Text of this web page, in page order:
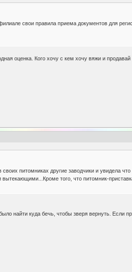
свои правила приема документов для
оценка. Кого хочу с кем хочу вяжи и
питомниках другие заводчики и увидела
того, что питомник-
найти куда бечь, чтобы зверя вернуть. Если